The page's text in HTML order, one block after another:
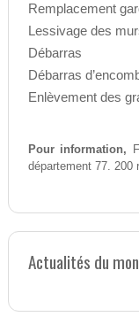
Remplacement
Lessivage des
Débarras
Débarras
Enlèvement des
Pour information,
département 77. 200
Actualités du